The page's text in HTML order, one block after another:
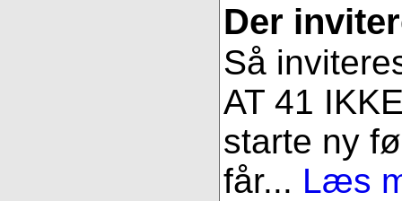
Der
Så
AT 41
starte ny
får... Læs